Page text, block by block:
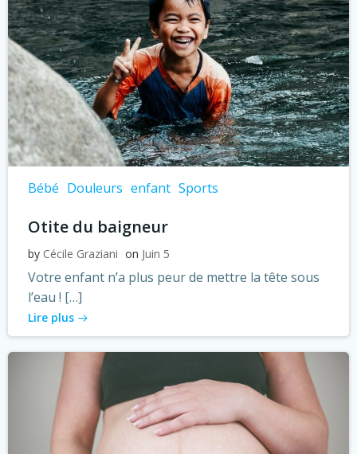
Bébé Douleurs enfant Sports
Otite du baigneur
by Cécile Graziani on Juin 5
Votre enfant n’a plus peur de mettre la tête sous
l’eau ! […]
Lire plus